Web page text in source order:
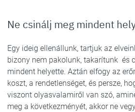
Ne csinálj meg mindent
Egy ideig ellenállunk, tartjuk az
bizony nem pakolunk, takarítunk és
mindent helyette. Aztán elfogy az
koszt, a rendetlenséget, és persze,
viszont olyasvalamiről van szó,
meg a következményét, akkor ne